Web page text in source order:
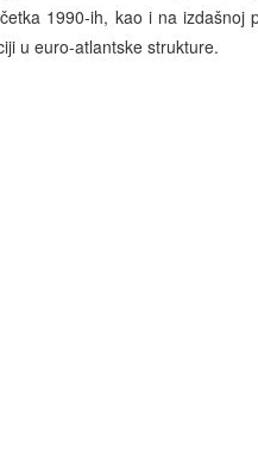
1990-ih, kao i na
u euro-atlantske strukture.